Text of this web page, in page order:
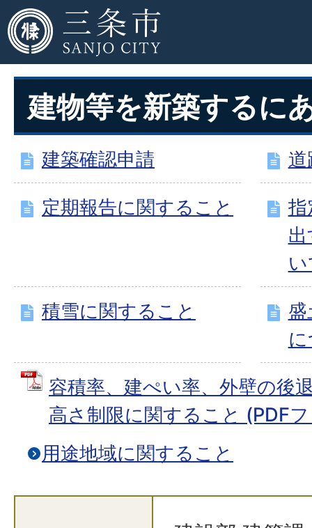
建物等を新築するに
建築確認申請 道
定期報告に関すること
指
積雪に関すること
容積率、建ぺい率、外壁の後
高さ制限に関すること (PDF
用途地域に関すること